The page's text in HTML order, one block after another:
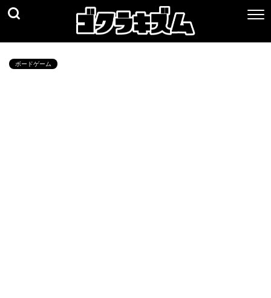
ボードゲーム